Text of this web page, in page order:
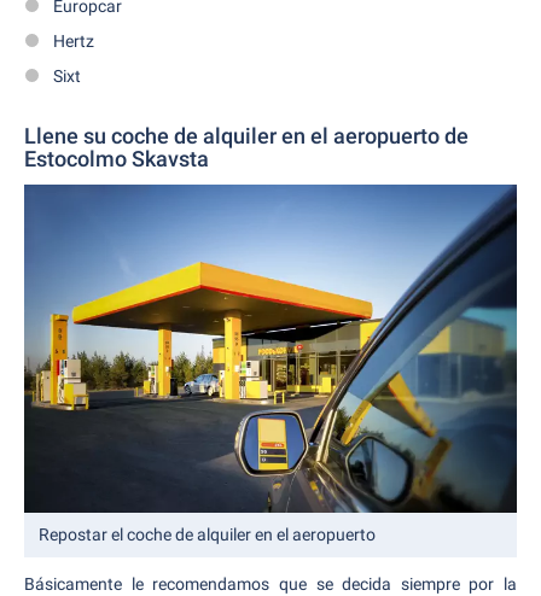
Europcar
Hertz
Sixt
Llene su coche de alquiler en el aeropuerto de
Estocolmo Skavsta
Repostar el coche de alquiler en el aeropuerto
Básicamente le recomendamos que se decida siempre por la